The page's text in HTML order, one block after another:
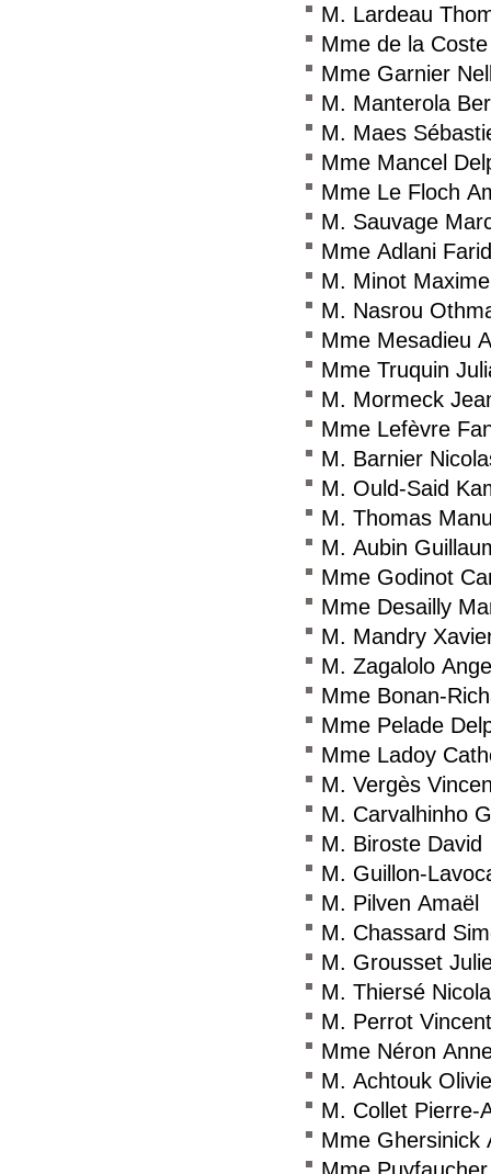
M. Lardeau
Mme de la
Mme Garnier
M. Manterola
M. Maes
Mme Mancel
Mme Le Floch
M. Sauvage
Mme Adlani
M. Minot Maxime
M. Nasrou
Mme Mesadieu
Mme Truquin
M. Mormeck
Mme Lefèvre
M. Barnier
M. Ould-Said
M. Thomas
M. Aubin
Mme Godinot
Mme Desailly
M. Mandry
M. Zagalolo
Mme Bonan-
Mme Pelade
Mme Ladoy
M. Vergès
M. Carvalhinho
M. Biroste David
M. Guillon-
M. Pilven Amaël
M. Chassard
M. Grousset
M. Thiersé
M. Perrot Vincent
Mme Néron
M. Achtouk
M. Collet Pierre-
Mme Ghersinick